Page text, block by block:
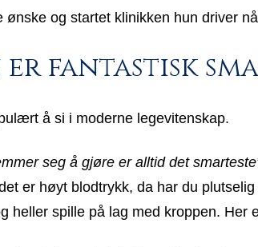
ønske og startet klinikken hun driver
er fantastisk
å si i moderne legevitenskap.
seg å gjøre er alltid det
er høyt blodtrykk, da har du
heller spille på lag med kroppen.